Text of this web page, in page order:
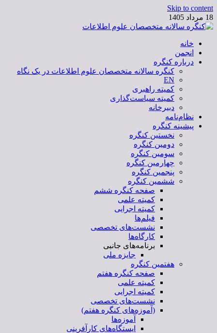
Skip to content
18 مرداد 1405
کنگره سالانه متخصصان علوم اطلاعات
خانه
انجمن
درباره کنگره
کنگره سالانه متخصصان علوم اطلاعات در یک نگاه
EN
کمیته راهبری
کمیته سیاست‌گذاری
دبیرخانه
نظام‌نامه
پیشینه کنگره
نخستین کنگره
دومین کنگره
سومین کنگره
چهارمین کنگره
پنجمین کنگره
ششمین کنگره
صفحه کنگره ششم
کمیته علمی
کمیته اجرایی
فیلم‌ها
نشست‌های تخصصی
کارگاه‌ها
برنامه‌های جانبی
جایزه ملی
هفتمین کنگره
صفحه کنگره هفتم
کمیته علمی
کمیته اجرایی
نشست‌های تخصصی
(آموزه‌های کنگره هفتم)
آموزه‌ها
ایستگاه‌های کارآفرینی